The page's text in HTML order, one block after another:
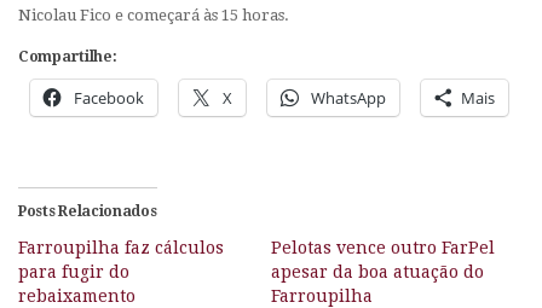
Nicolau Fico e começará às 15 horas.
Compartilhe:
Facebook X WhatsApp Mais
Posts Relacionados
Farroupilha faz cálculos
para fugir do
rebaixamento
Pelotas vence outro FarPel
apesar da boa atuação do
Farroupilha